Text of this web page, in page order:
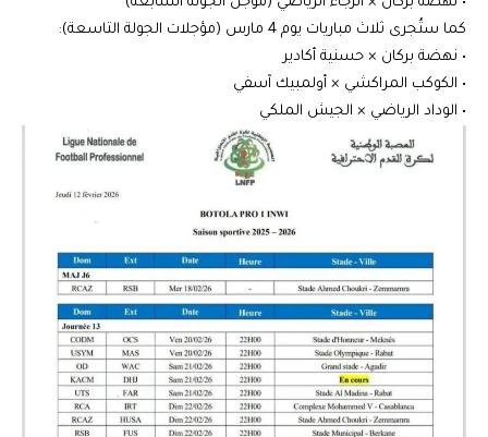
كما ستُجرى ثلاث مباريات يوم 4 مارس (مؤجلات الجولة التاسعة):
• نهضة بركان × حسنية أكادير
• الكوكب المراكشي × أولمبيك آسفي
• الوداد الرياضي × الجيش الملكي